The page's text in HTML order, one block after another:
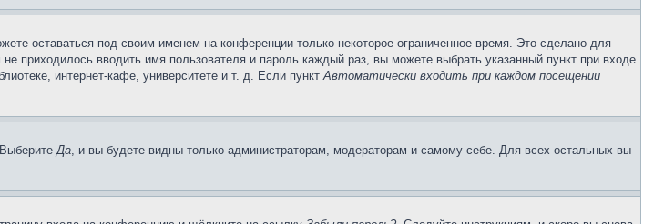
оставаться под своим именем на конференции только некоторое ограниченное время. Это сделано для
приходилось вводить имя пользователя и пароль каждый раз, вы можете выбрать указанный пункт при входе
интернет-кафе, университете и т. д. Если пунктАвтоматически входить при каждом посещении
Да, и вы будете видны только администраторам, модераторам и самому себе. Для всех остальных вы